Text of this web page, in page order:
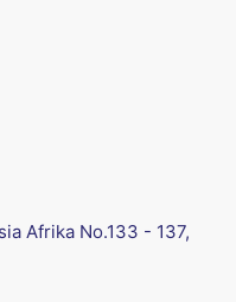
Afrika No.133 - 137,